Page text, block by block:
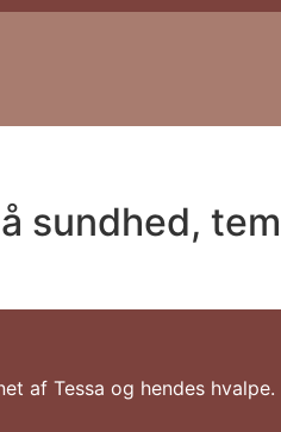
sundhed,
af Tessa og hendes hvalpe.